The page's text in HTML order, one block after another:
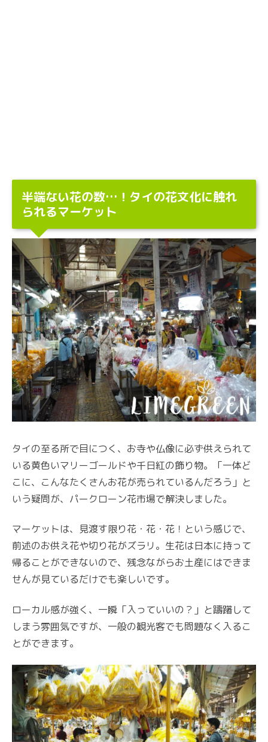
半端ない花の数…！タイの花文化に触れ
られるマーケット
タイの至る所で目につく、お寺や仏像に必ず供えられて
いる黄色いマリーゴールドや千日紅の飾り物。「一体ど
こに、こんなたくさんお花が売られているんだろう」と
いう疑問が、パークローン花市場で解決しました。
マーケットは、見渡す限り花・花・花！という感じで、
前述のお供え花や切り花がズラリ。生花は日本に持って
帰ることができないので、残念ながらお土産にはできま
せんが見ているだけでも楽しいです。
ローカル感が強く、一瞬「入っていいの？」と躊躇して
しまう雰囲気ですが、一般の観光客でも問題なく入るこ
とができます。